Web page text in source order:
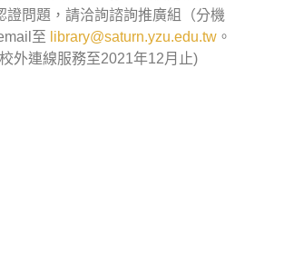
證問題，請洽詢諮詢推廣組（分機
至 library@saturn.yzu.edu.tw 。
外連線服務至2021年12月止)